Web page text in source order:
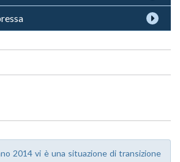
2014 vi è una situazione di transizione